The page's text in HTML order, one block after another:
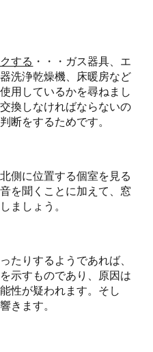
する ・・・ガス器具、エ
洗浄乾燥機、床暖房など
用しているかを尋ねまし
換しなければならないの
断をするためです。
北側に位置する個室を見る
を聞くことに加えて、窓
ましょう。
たりするようであれば、
示すものであり、原因は
性が疑われます。そし
きます。